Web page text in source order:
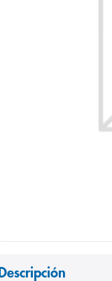
Descripción